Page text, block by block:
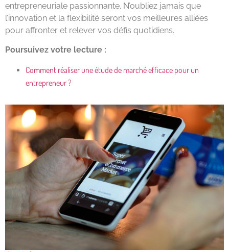
entrepreneuriale passionnante. N’oubliez jamais que
l’innovation et la flexibilité seront vos meilleures alliées
pour affronter et relever vos défis quotidiens.
Poursuivez votre lecture :
Comment réaliser une étude de marché efficace pour un
entrepreneur ?